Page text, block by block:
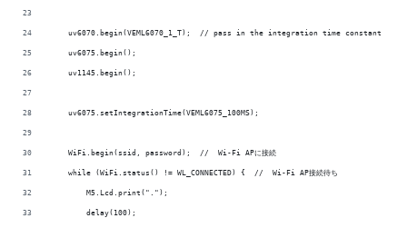
    uv6070.begin(VEML6070_1_T);  // pass in the integration time constant
    uv6075.begin();
    uv1145.begin();
    uv6075.setIntegrationTime(VEML6075_100MS);
    WiFi.begin(ssid, password);  //  Wi-Fi APに接続
    while (WiFi.status() != WL_CONNECTED) {  //  Wi-Fi AP接続待ち
        M5.Lcd.print(".");
        delay(100);